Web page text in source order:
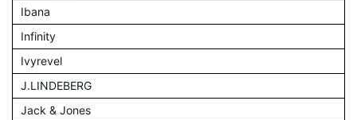
Ibana
Infinity
Ivyrevel
J.LINDEBERG
Jack & Jones